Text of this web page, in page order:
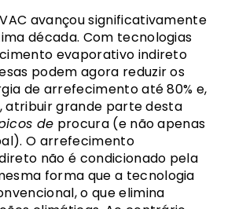
avançou significativamente
década. Com tecnologias
evaporativo indireto
podem agora reduzir os
de arrefecimento até 80% e,
atribuir grande parte desta
de procura (e não apenas
O arrefecimento
não é condicionado pela
forma que a tecnologia
o que elimina